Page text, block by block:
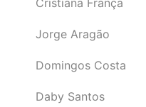
Cristiana França
Jorge Aragão
Domingos Costa
Daby Santos